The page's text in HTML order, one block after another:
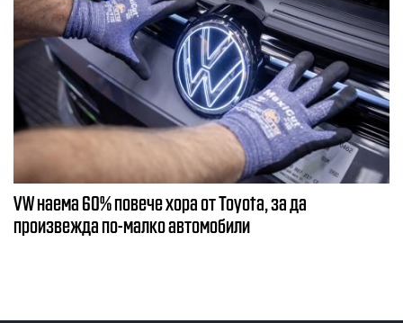
VW наема 60% повече хора от Toyota, за да
произвежда по-малко автомобили